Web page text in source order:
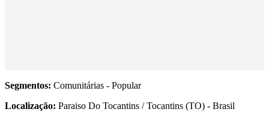
Segmentos: Comunitárias - Popular
Localização: Paraiso Do Tocantins / Tocantins (TO) - Brasil